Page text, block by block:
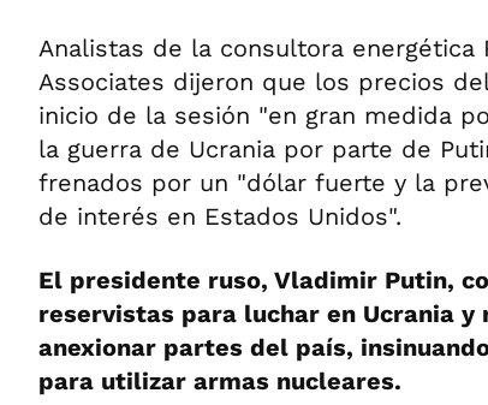
Analistas de la consultora energética
Associates dijeron que los precios
inicio de la sesión "en gran medida
la guerra de Ucrania por parte de
frenados por un "dólar fuerte y la
de interés en Estados Unidos".
El presidente ruso, Vladimir Putin,
reservistas para luchar en Ucrania y
anexionar partes del país,
para utilizar armas nucleares.